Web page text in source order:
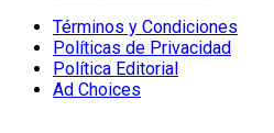
Términos y Condiciones
Políticas de Privacidad
Política Editorial
Ad Choices